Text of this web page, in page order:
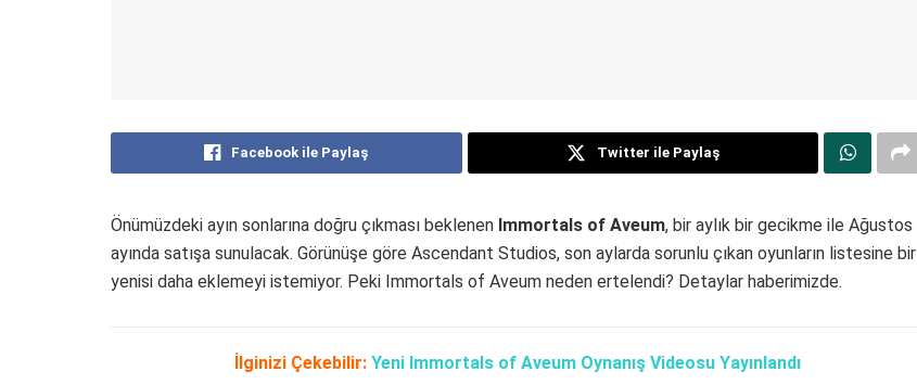
Facebook ile Paylaş Twitter ile Paylaş
Önümüzdeki ayın sonlarına doğru çıkması beklenen Immortals of Aveum, bir aylık bir gecikme ile Ağustos
ayında satışa sunulacak. Görünüşe göre Ascendant Studios, son aylarda sorunlu çıkan oyunların listesine bir
yenisi daha eklemeyi istemiyor. Peki Immortals of Aveum neden ertelendi? Detaylar haberimizde.
İlginizi Çekebilir: Yeni Immortals of Aveum Oynanış Videosu Yayınlandı